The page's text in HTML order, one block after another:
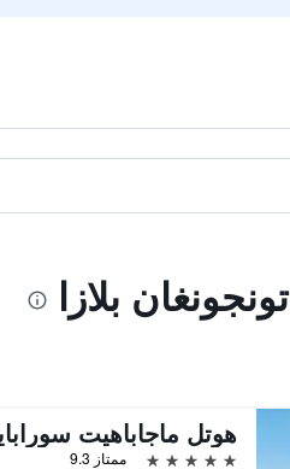
بلازا
5 نجوم ممتاز 9.3